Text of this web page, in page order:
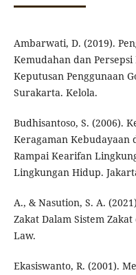
Ambarwati, D. (2019).
Kemudahan dan
Keputusan Penggunaan
Surakarta. Kelola.
Budhisantoso, S. (2006).
Keragaman Kebudayaan
Rampai Kearifan
Lingkungan Hidup.
A., & Nasution, S. A.
Zakat Dalam Sistem
Law.
Ekasiswanto, R. (2001).